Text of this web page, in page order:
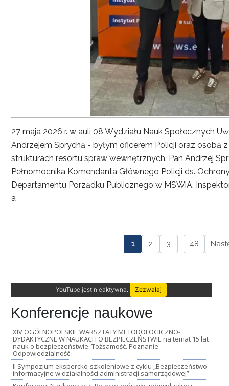
27 maja 2026 r. w auli 08 Wydziału Nauk Społecznych
Andrzejem Sprychą - byłym oficerem Policji oraz osobą
strukturach resortu spraw wewnętrznych. Pan Andrzej
Pełnomocnika Komendanta Głównego Policji ds.
Departamentu Porządku Publicznego w MSWiA,
a
1 2 3 … 48
YouTube jest nieaktywna. Zezwalaj
Konferencje naukowe
XIV OGÓLNOPOLSKIE WARSZTATY METODOLOGICZNO-
DYDAKTYCZNE W NAUKACH O BEZPIECZEŃSTWIE na temat 15 lat
nauk o bezpieczeństwie. Tożsamość. Poznanie.
Odpowiedzialność
II Sympozjum ekspercko-szkoleniowe z cyklu „Bezpieczeństwo
informacyjne w działalności administracji samorządowej”